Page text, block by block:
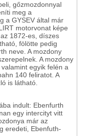
gőzmozdonnyal
meg a
a GYSEV által már
motorvonat képe
1872-es, díszes
fölötte pedig
neve. A mozdony
A mozdony
egyik felén a
140 feliratot. A
is látható.
indult: Ebenfurth
egy intercityt vitt
már az
eredeti, Ebenfuth-